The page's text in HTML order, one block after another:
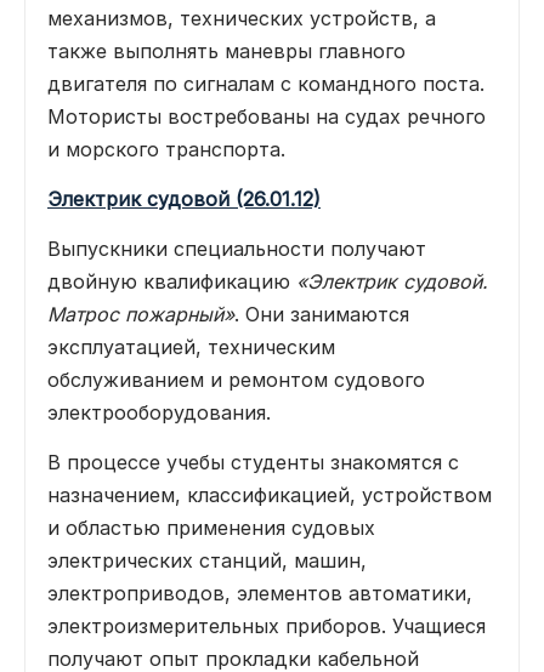
механизмов, технических устройств, а
также выполнять маневры главного
двигателя по сигналам с командного поста.
Мотористы востребованы на судах речного
и морского транспорта.
Электрик судовой (26.01.12)
Выпускники специальности получают
двойную квалификацию «Электрик судовой.
Матрос пожарный». Они занимаются
эксплуатацией, техническим
обслуживанием и ремонтом судового
электрооборудования.
В процессе учебы студенты знакомятся с
назначением, классификацией, устройством
и областью применения судовых
электрических станций, машин,
электроприводов, элементов автоматики,
электроизмерительных приборов. Учащиеся
получают опыт прокладки кабельной